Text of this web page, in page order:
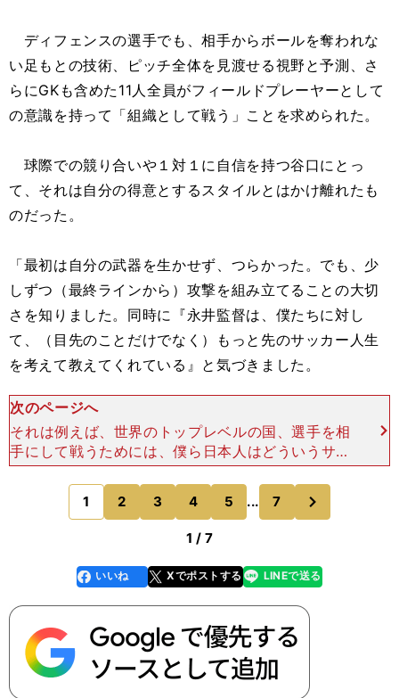
ディフェンスの選手でも、相手からボールを奪われな
い足もとの技術、ピッチ全体を見渡せる視野と予測、さ
らにGKも含めた11人全員がフィールドプレーヤーとして
の意識を持って「組織として戦う」ことを求められた。
球際での競り合いや１対１に自信を持つ谷口にとっ
て、それは自分の得意とするスタイルとはかけ離れたも
のだった。
「最初は自分の武器を生かせず、つらかった。でも、少
しずつ（最終ラインから）攻撃を組み立てることの大切
さを知りました。同時に『永井監督は、僕たちに対し
て、（目先のことだけでなく）もっと先のサッカー人生
を考えて教えてくれている』と気づきました。
次のページへ
それは例えば、世界のトップレベルの国、選手を相
手にして戦うためには、僕ら日本人はどういうサッ
カーが必要なのか、ということ。組織として戦うこ
とによって、自分たちよりもフィジカルに優れたチ
ームにも勝てる、
1 2 3 4 5 ... 7
1 / 7
faceboo
k
いいね Xでポストする
line LINEで送る